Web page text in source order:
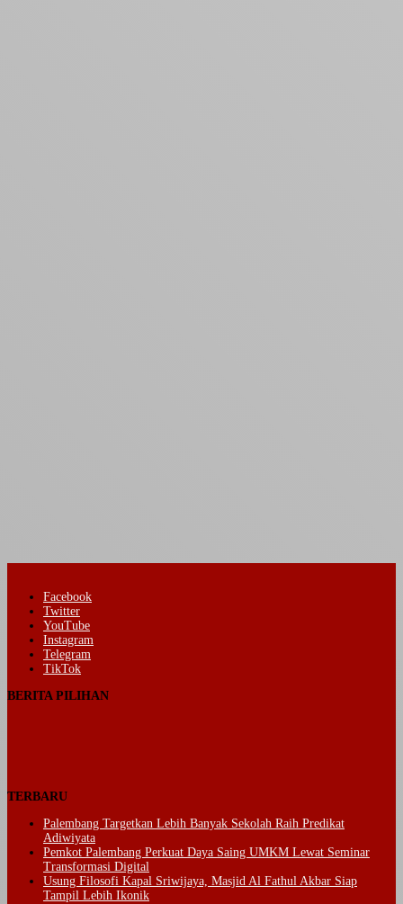
Facebook
Twitter
YouTube
Instagram
Telegram
TikTok
BERITA PILIHAN
TERBARU
Palembang Targetkan Lebih Banyak Sekolah Raih Predikat
Adiwiyata
Pemkot Palembang Perkuat Daya Saing UMKM Lewat Seminar
Transformasi Digital
Usung Filosofi Kapal Sriwijaya, Masjid Al Fathul Akbar Siap
Tampil Lebih Ikonik